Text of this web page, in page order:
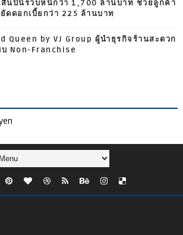
นปีนี้รวบหนี้กว่า 1,700 ล้านบาท ช่วยลูกค้า
ดดอกเบี้ยกว่า 225 ล้านบาท
Queen by VJ Group ผู้นำธุรกิจร้านสะดวก
Non-Franchise